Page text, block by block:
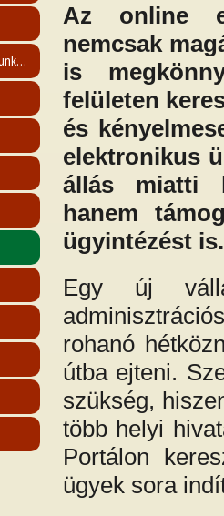
Beszámoló az önkormányzat munkájáról
Az online
nemcsak
is
felületen
és
elektronikus
állás miatti
hanem
ügyintézést is.
Egy új
rohanó
útba ejteni.
szükség,
több helyi
Portálon
ügyek sora